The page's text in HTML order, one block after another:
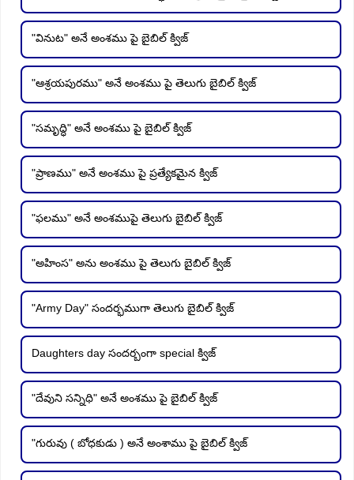
"వినుట" అనే అంశము పై బైబిల్ క్విజ్
"ఆశ్రయపురము" అనే అంశము పై తెలుగు బైబిల్ క్విజ్
"సమృద్ధి" అనే అంశము పై బైబిల్ క్విజ్
"ప్రాణము" అనే అంశము పై ప్రత్యేకమైన క్విజ్
"ఫలము" అనే అంశముపై తెలుగు బైబిల్ క్విజ్
"అహింస" అను అంశము పై తెలుగు బైబిల్ క్విజ్
"Army Day" సందర్భముగా తెలుగు బైబిల్ క్విజ్
Daughters day సందర్బంగా special క్విజ్
"దేవుని సన్నిధి" అనే అంశము పై బైబిల్ క్విజ్
"గురువు ( బోధకుడు ) అనే అంశాము పై బైబిల్ క్విజ్